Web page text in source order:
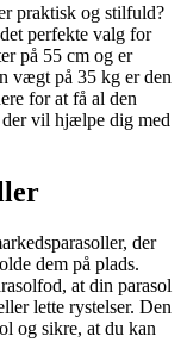
praktisk og stilfuld?
perfekte valg for
på 55 cm og er
vægt på 35 kg er den
for at få al den
der vil hjælpe dig med
der
dem på plads.
at din parasol
lette rystelser. Den
og sikre, at du kan